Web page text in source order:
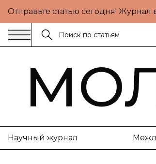
Отправьте статью сегодня! Журнал
Научный журнал